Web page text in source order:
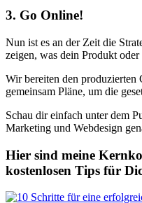
3. Go Online!
Nun ist es an der Zeit die
zeigen, was dein Produkt
Wir bereiten den produzierten
gemeinsam Pläne, um die
Schau dir einfach unter dem
Marketing und Webdesign
Hier sind meine
kostenlosen Tips für